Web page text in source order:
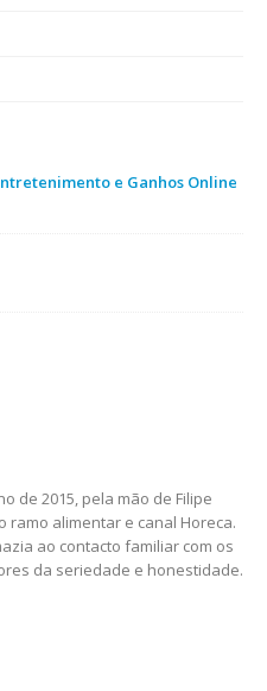
e Ganhos Online
de 2015, pela mão de Filipe
ramo alimentar e canal Horeca.
ao contacto familiar com os
da seriedade e honestidade.